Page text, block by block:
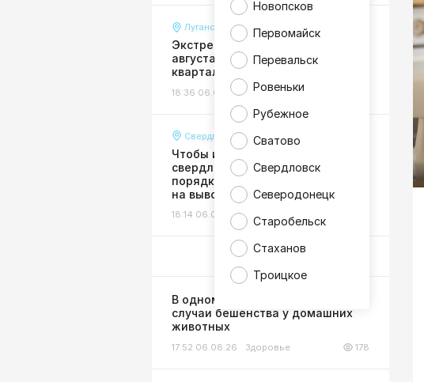
Новопсков
Первомайск
Перевальск
Ровеньки
Рубежное
Сватово
Свердловск
Северодонецк
Старобельск
Стаханов
Троицкое
Луганск
Экстренное отключение воды 6
августа затронуло многие
кварталы и улицы Луганска
18:36 06.08.26 Жизнь
Свердловск
Чтобы избежать долгов:
свердловчан призвали в срочном
порядке оформить договоры
на вывоз мусора
18:14 06.08.26 Жизнь
В одном из районов ЛНР выявили
случаи бешенства у домашних
животных
17:52 06.08.26 Здоровье 178